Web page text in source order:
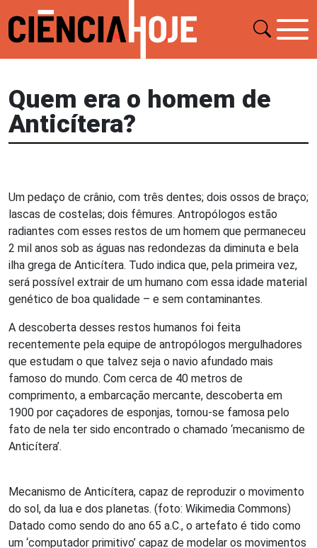
Quem era o homem de
Anticítera?
Um pedaço de crânio, com três dentes; dois ossos de braço;
lascas de costelas; dois fêmures. Antropólogos estão
radiantes com esses restos de um homem que permaneceu
2 mil anos sob as águas nas redondezas da diminuta e bela
ilha grega de Anticítera. Tudo indica que, pela primeira vez,
será possível extrair de um humano com essa idade material
genético de boa qualidade – e sem contaminantes.
A descoberta desses restos humanos foi feita
recentemente pela equipe de antropólogos mergulhadores
que estudam o que talvez seja o navio afundado mais
famoso do mundo. Com cerca de 40 metros de
comprimento, a embarcação mercante, descoberta em
1900 por caçadores de esponjas, tornou-se famosa pelo
fato de nela ter sido encontrado o chamado ‘mecanismo de
Anticítera’.
Mecanismo de Anticítera, capaz de reproduzir o movimento
do sol, da lua e dos planetas. (foto: Wikimedia Commons)
Datado como sendo do ano 65 a.C., o artefato é tido como
um ‘computador primitivo’ capaz de modelar os movimentos